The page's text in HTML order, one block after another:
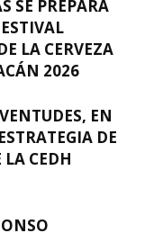
SE PREPARA
LA CERVEZA
2026
EN
DE
CEDH